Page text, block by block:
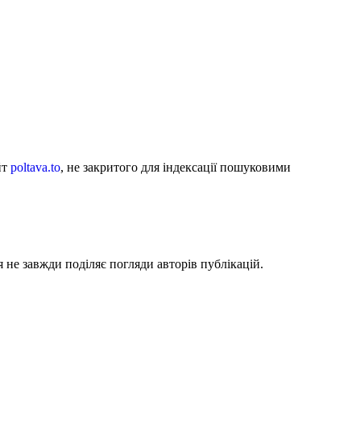
poltava.to, не закритого для індексації пошуковими
завжди поділяє погляди авторів публікацій.